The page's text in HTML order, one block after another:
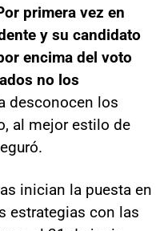
primera vez en
y su candidato
encima del voto
no los
desconocen los
al mejor estilo de
inician la puesta en
estrategias con las